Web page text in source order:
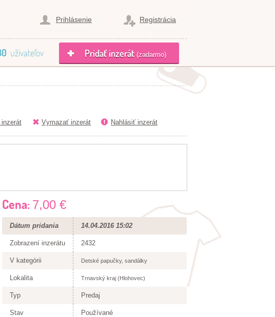
Prihlásenie Registrácia
Pridať inzerát (zadarmo)
užívateľov
Vymazať inzerát Nahlásiť inzerát
Cena: 7,00 €
Dátum pridania 14.04.2016 15:02
Zobrazení inzerátu 2432
V kategórii Detské papučky, sandálky
Lokalita Trnavský kraj (Hlohovec)
Typ Predaj
Stav Používané